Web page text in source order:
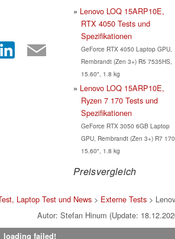
Lenovo LOQ 15ARP10E,
RTX 4050 Tests und
Spezifikationen
GeForce RTX 4050 Laptop GPU,
Rembrandt (Zen 3+) R5 7535HS,
15.60", 1.8 kg
Lenovo LOQ 15ARP10E,
Ryzen 7 170 Tests und
Spezifikationen
GeForce RTX 3050 6GB Laptop
GPU, Rembrandt (Zen 3+) R7 170,
15.60", 1.8 kg
Preisvergleich
Laptop Test und News> Externe Tests>
Autor: Stefan Hinum (Update:
loading failed!